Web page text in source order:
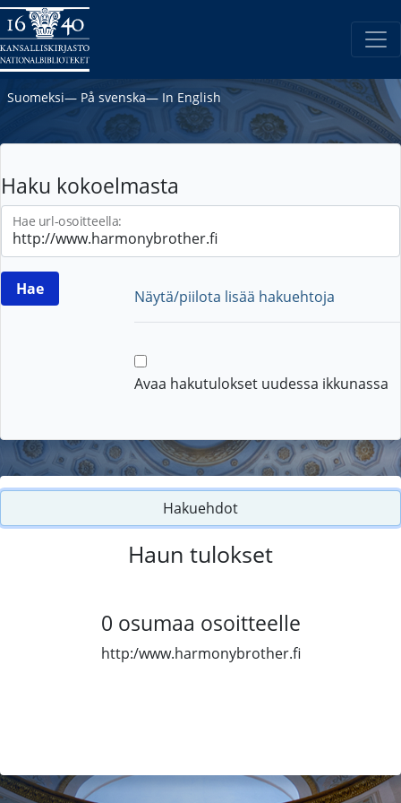
Suomeksi― På svenska― In English
Haku kokoelmasta
Hae url-osoitteella:
Näytä/piilota lisää hakuehtoja
Avaa hakutulokset uudessa ikkunassa
Hakuehdot
Haun tulokset
0 osumaa osoitteelle
http:/www.harmonybrother.fi